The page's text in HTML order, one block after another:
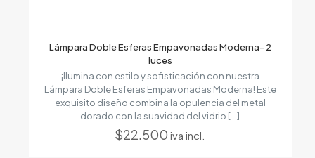
Lámpara Doble Esferas Empavonadas Moderna- 2
luces
¡Ilumina con estilo y sofisticación con nuestra
Lámpara Doble Esferas Empavonadas Moderna! Este
exquisito diseño combina la opulencia del metal
dorado con la suavidad del vidrio […]
$22.500 iva incl.